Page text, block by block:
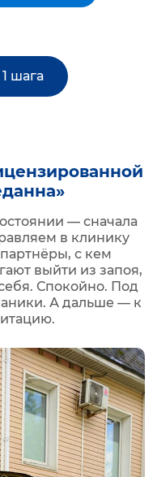
шага
— сначала
в клинику
с кем
выйти из запоя,
Спокойно. Под
А дальше — к